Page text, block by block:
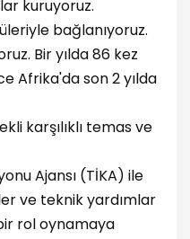
kuruyoruz.
bağlanıyoruz.
Bir yılda 86 kez
Afrika'da son 2 yılda
karşılıklı temas ve
Ajansı (TİKA) ile
ve teknik yardımlar
rol oynamaya